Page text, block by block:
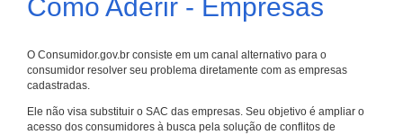
Como Aderir - Empresas
O Consumidor.gov.br consiste em um canal alternativo para o
consumidor resolver seu problema diretamente com as empresas
cadastradas.
Ele não visa substituir o SAC das empresas. Seu objetivo é ampliar o
acesso dos consumidores à busca pela solução de conflitos de